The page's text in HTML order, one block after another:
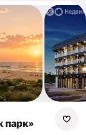
парк»